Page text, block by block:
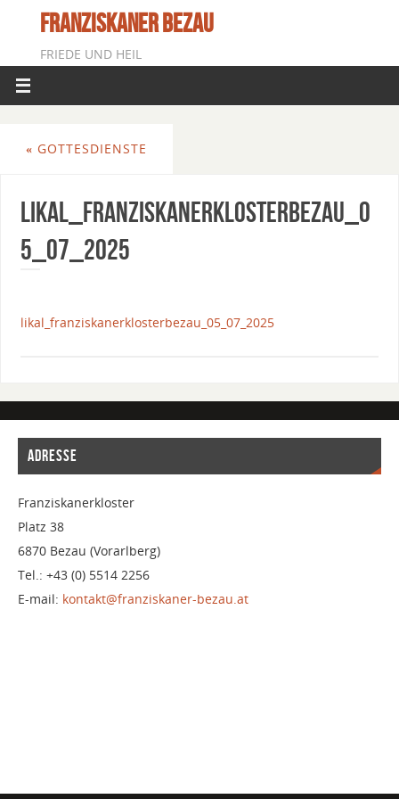
FRANZISKANER BEZAU
FRIEDE UND HEIL
« GOTTESDIENSTE
Likal_FranziskanerklosterBezau_0
5_07_2025
likal_franziskanerklosterbezau_05_07_2025
ADRESSE
Franziskanerkloster
Platz 38
6870 Bezau (Vorarlberg)
Tel.: +43 (0) 5514 2256
E-mail: kontakt@franziskaner-bezau.at